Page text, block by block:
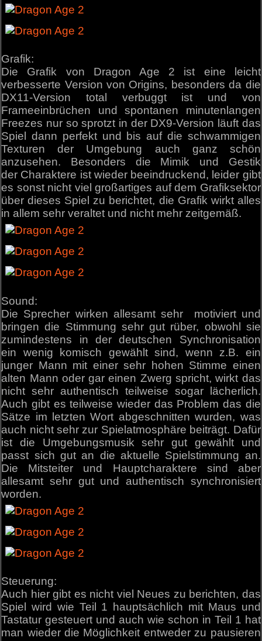
Grafik:
Die Grafik von Dragon Age 2 ist eine leicht
verbesserte Version von Origins, besonders da die
DX11-Version total verbuggt ist und von
Frameeinbrüchen und spontanen minutenlangen
Freezes nur so sprotzt in der DX9-Version läuft das
Spiel dann perfekt und bis auf die schwammigen
Texturen der Umgebung auch ganz schön
anzusehen. Besonders die Mimik und Gestik
der Charaktere ist wieder beeindruckend, leider gibt
es sonst nicht viel großartiges auf dem Grafiksektor
über dieses Spiel zu berichtet, die Grafik wirkt alles
in allem sehr veraltet und nicht mehr zeitgemäß.
Sound:
Die Sprecher wirken allesamt sehr motiviert und
bringen die Stimmung sehr gut rüber, obwohl sie
zumindestens in der deutschen Synchronisation
ein wenig komisch gewählt sind, wenn z.B. ein
junger Mann mit einer sehr hohen Stimme einen
alten Mann oder gar einen Zwerg spricht, wirkt das
nicht sehr authentisch teilweise sogar lächerlich.
Auch gibt es teilweise wieder das Problem das die
Sätze im letzten Wort abgeschnitten wurden, was
auch nicht sehr zur Spielatmosphäre beiträgt. Dafür
ist die Umgebungsmusik sehr gut gewählt und
passt sich gut an die aktuelle Spielstimmung an.
Die Mitsteiter und Hauptcharaktere sind aber
allesamt sehr gut und authentisch synchronisiert
worden.
Steuerung:
Auch hier gibt es nicht viel Neues zu berichten, das
Spiel wird wie Teil 1 hauptsächlich mit Maus und
Tastatur gesteuert und auch wie schon in Teil 1 hat
man wieder die Möglichkeit entweder zu pausieren